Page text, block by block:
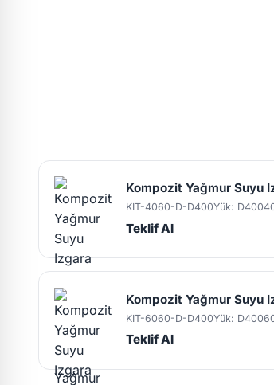
Kompozit Yağmur Suyu
KIT-4060-D-D400Yük: D400
Teklif Al
Kompozit Yağmur Suyu
KIT-6060-D-D400Yük: D400
Teklif Al